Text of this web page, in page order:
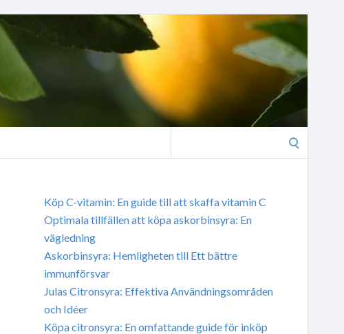
Köp C-vitamin: En guide till att skaffa vitamin C
Optimala tillfällen att köpa askorbinsyra: En
vägledning
Askorbinsyra: Hemligheten till Ett bättre
immunförsvar
Julas Citronsyra: Effektiva Användningsområden
och Idéer
Köpa citronsyra: En omfattande guide för inköp